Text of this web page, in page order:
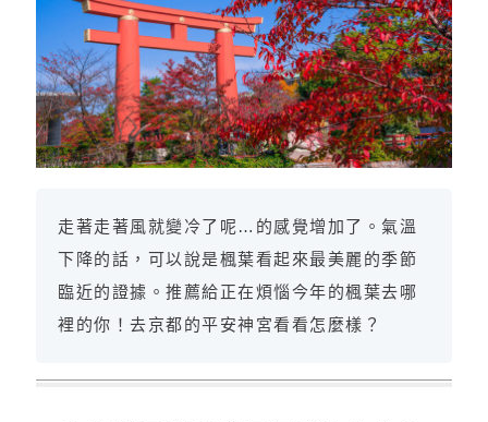
走著走著風就變冷了呢…的感覺增加了。氣溫
下降的話，可以說是楓葉看起來最美麗的季節
臨近的證據。推薦給正在煩惱今年的楓葉去哪
裡的你！去京都的平安神宮看看怎麼樣？